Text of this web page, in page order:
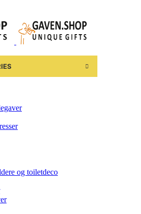
og toiletdeco